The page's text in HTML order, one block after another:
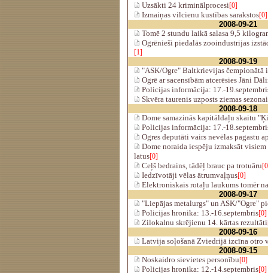
Uzsākti 24 kriminālprocesi[0]
Izmaiņas vilcienu kustības sarakstos[0]
2008-09-21
Tomē 2 stundu laikā salasa 9,5
Ogrēnieši piedalās zooindustrijas
[1]
2008-09-19
"ASK/Ogre" Baltkrievijas čempionātā
Ogrē ar sacensībām atcerēsies Jāni
Policijas informācija: 17.-
Skvēra taurenis uzposts ziemas
2008-09-18
Dome samazinās kapitāldaļu skaitu
Policijas informācija: 17.-
Ogres deputāti vairs nevēlas pagastu
Dome noraida iespēju izmaksāt
latus[0]
Ceļš bedrains, tādēļ brauc pa trotuāru
Iedzīvotāji vēlas ātrumvaļņus[0]
Elektroniskais rotaļu laukums tomēr
2008-09-17
"Liepājas metalurgs" un ASK/"Ogre"
Policijas hronika: 13.-16.septembris[0]
Zilokalnu skrējienu 14. kārtas rezultāti
2008-09-16
Latvija soļošanā Zviedrijā izcīna otro
2008-09-15
Noskaidro sievietes personību[0]
Policijas hronika: 12.-14.septembris[0]